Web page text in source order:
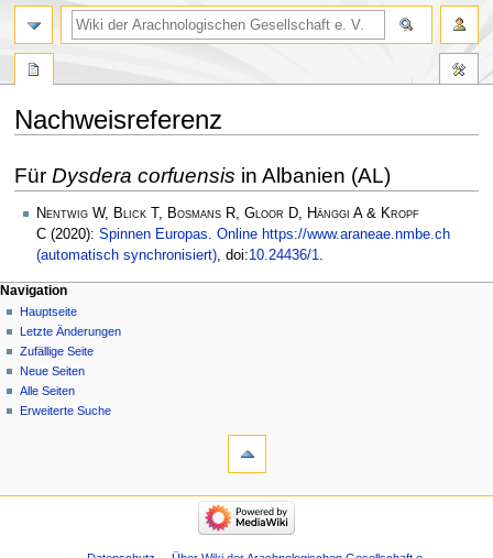
Nachweisreferenz
Navigation
springen
Suche
springen
Für Dysdera corfuensis in Albanien (AL)
Nentwig W, Blick T, Bosmans R, Gloor D, Hänggi A & Kropf
C (2020): Spinnen Europas. Online https://www.araneae.nmbe.ch
(automatisch synchronisiert), doi:10.24436/1.
Navigation
Hauptseite
Letzte Änderungen
Zufällige Seite
Neue Seiten
Alle Seiten
Erweiterte Suche